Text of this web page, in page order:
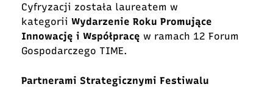
Cyfryzacji została laureatem w
kategorii Wydarzenie Roku Promujące
Innowację i Współpracę w ramach 12 Forum
Gospodarczego TIME.
Partnerami Strategicznymi Festiwalu